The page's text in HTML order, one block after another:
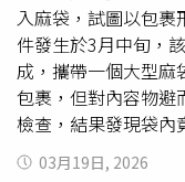
入麻袋，試圖以包裹
件發生於3月中旬，
成，攜帶一個大型麻
包裹，但對內容物避
檢查，結果發現袋內
人員當場震驚。據
03月19日, 2026